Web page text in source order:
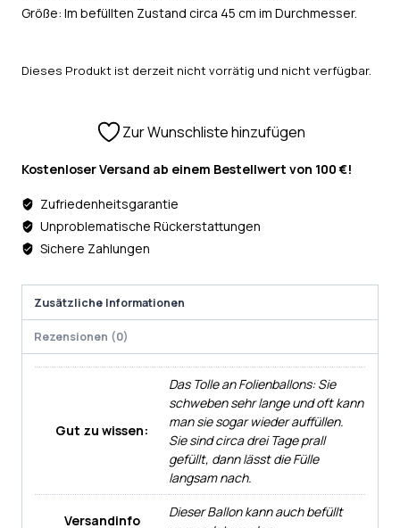
Größe: Im befüllten Zustand circa 45 cm im Durchmesser.
Dieses Produkt ist derzeit nicht vorrätig und nicht verfügbar.
Zur Wunschliste hinzufügen
Kostenloser Versand ab einem Bestellwert von 100 €!
Zufriedenheitsgarantie
Unproblematische Rückerstattungen
Sichere Zahlungen
Zusätzliche Informationen
Rezensionen (0)
Gut zu wissen:
Das Tolle an Folienballons: Sie
schweben sehr lange und oft kann
man sie sogar wieder auffüllen.
Sie sind circa drei Tage prall
gefüllt, dann lässt die Fülle
langsam nach.
Versandinfo
Dieser Ballon kann auch befüllt